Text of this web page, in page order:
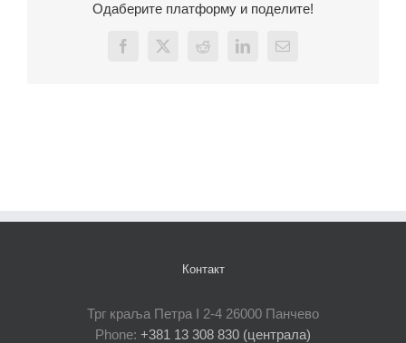
Одаберите платформу и поделите!
Facebook
X Reddit LinkedInEmail
Контакт
Трг краља Петра I 2-4 26000 Панчево
Phone: +381 13 308 830 (централа)